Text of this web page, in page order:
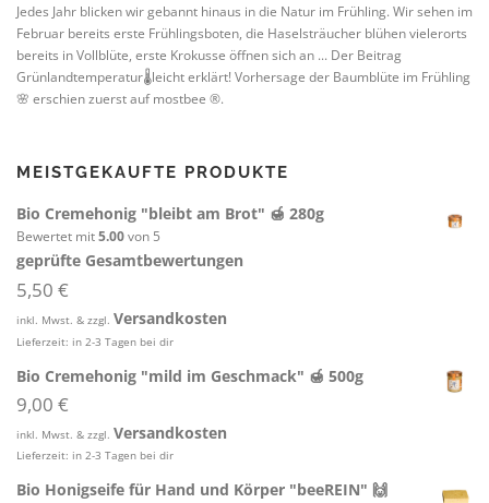
Jedes Jahr blicken wir gebannt hinaus in die Natur im Frühling. Wir sehen im
Februar bereits erste Frühlingsboten, die Haselsträucher blühen vielerorts
bereits in Vollblüte, erste Krokusse öffnen sich an ... Der Beitrag
Grünlandtemperatur🌡️leicht erklärt! Vorhersage der Baumblüte im Frühling
🌸 erschien zuerst auf mostbee ®.
MEISTGEKAUFTE PRODUKTE
Bio Cremehonig "bleibt am Brot" 🍯 280g
Bewertet mit5.00von 5
geprüfte Gesamtbewertungen
5,50 €
inkl. Mwst. & zzgl. Versandkosten
Lieferzeit: in 2-3 Tagen bei dir
Bio Cremehonig "mild im Geschmack" 🍯 500g
9,00 €
inkl. Mwst. & zzgl. Versandkosten
Lieferzeit: in 2-3 Tagen bei dir
Bio Honigseife für Hand und Körper "beeREIN" 🙌